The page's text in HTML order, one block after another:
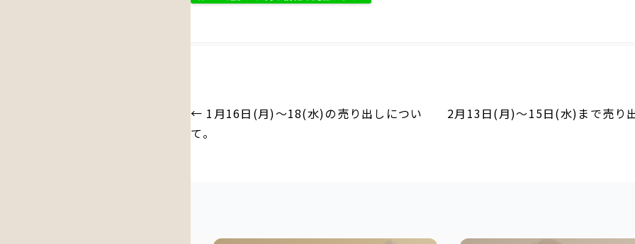
投
稿
← 1月16日(月)～18(水)の売り出しについ
て。
2月13日(月)～15日(水)まで売り出